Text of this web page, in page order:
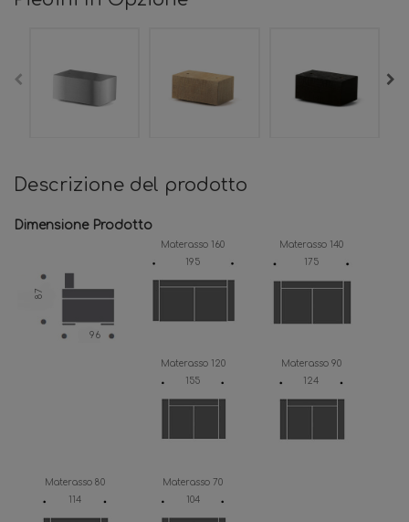
Descrizione del prodotto
Dimensione Prodotto
87
96
Materasso 160
195
Materasso 140
175
Materasso 120
155
Materasso 90
124
Materasso 80
114
Materasso 70
104